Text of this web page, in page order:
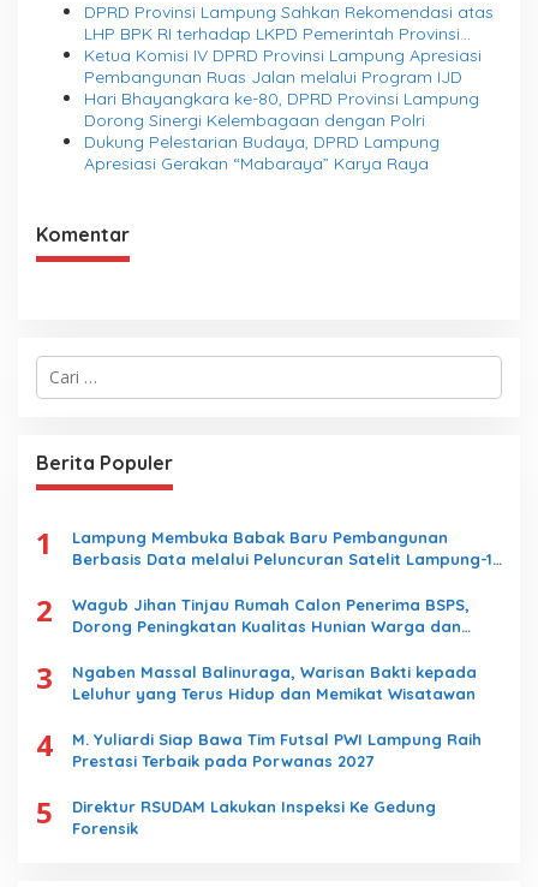
DPRD Provinsi Lampung Sahkan Rekomendasi atas
LHP BPK RI terhadap LKPD Pemerintah Provinsi
Lampung Tahun Anggaran 2025
Ketua Komisi IV DPRD Provinsi Lampung Apresiasi
Pembangunan Ruas Jalan melalui Program IJD
Hari Bhayangkara ke-80, DPRD Provinsi Lampung
Dorong Sinergi Kelembagaan dengan Polri
Dukung Pelestarian Budaya, DPRD Lampung
Apresiasi Gerakan “Mabaraya” Karya Raya
Komentar
C
u
n
t
k
Berita Populer
1
Lampung Membuka Babak Baru Pembangunan
Berbasis Data melalui Peluncuran Satelit Lampung-1
2
Wagub Jihan Tinjau Rumah Calon Penerima BSPS,
Dorong Peningkatan Kualitas Hunian Warga dan
3
Ngaben Massal Balinuraga, Warisan Bakti kepada
Leluhur yang Terus Hidup dan Memikat Wisatawan
4
M. Yuliardi Siap Bawa Tim Futsal PWI Lampung Raih
Prestasi Terbaik pada Porwanas 2027
5
Direktur RSUDAM Lakukan Inspeksi Ke Gedung
Forensik